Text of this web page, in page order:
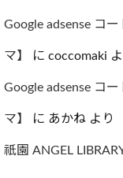
Google adsense コ
マ】 に coccomaki
Google adsense コ
マ】 に あかね より
祇園 ANGEL